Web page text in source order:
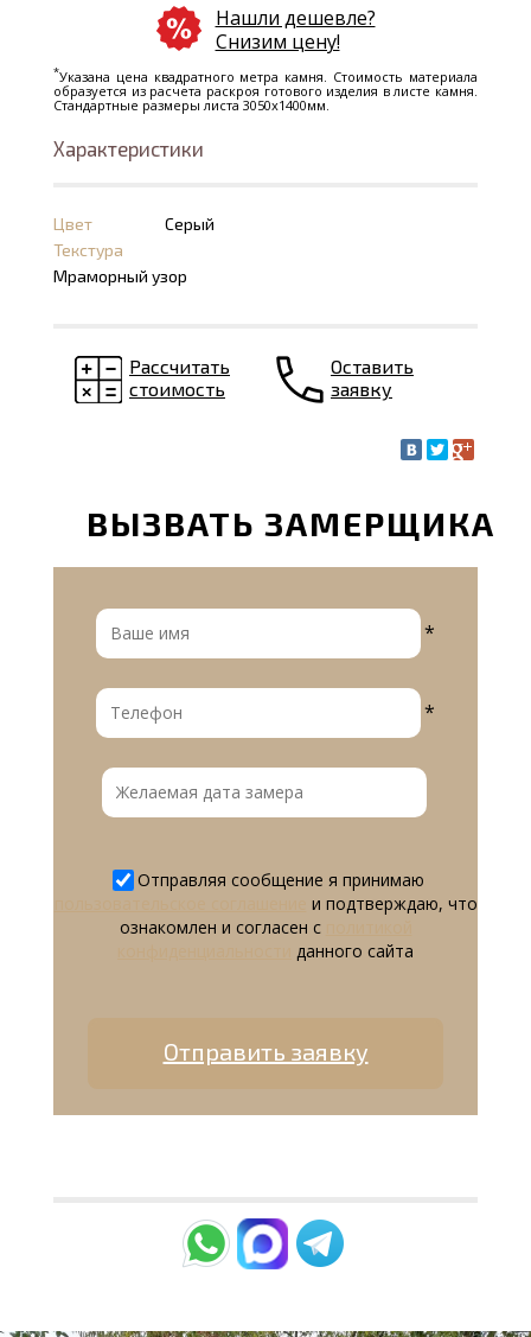
Нашли дешевле?
Снизим цену!
*Указана цена квадратного метра камня. Стоимость материала
образуется из расчета раскроя готового изделия в листе камня.
Стандартные размеры листа 3050х1400мм.
Характеристики
Цвет
Серый
Текстура
Мраморный узор
Рассчитать
стоимость
Оставить
заявку
ВЫЗВАТЬ ЗАМЕРЩИКА
*
*
Отправляя сообщение я принимаю
и подтверждаю, что
ознакомлен и согласен с
данного сайта
Отправить заявку